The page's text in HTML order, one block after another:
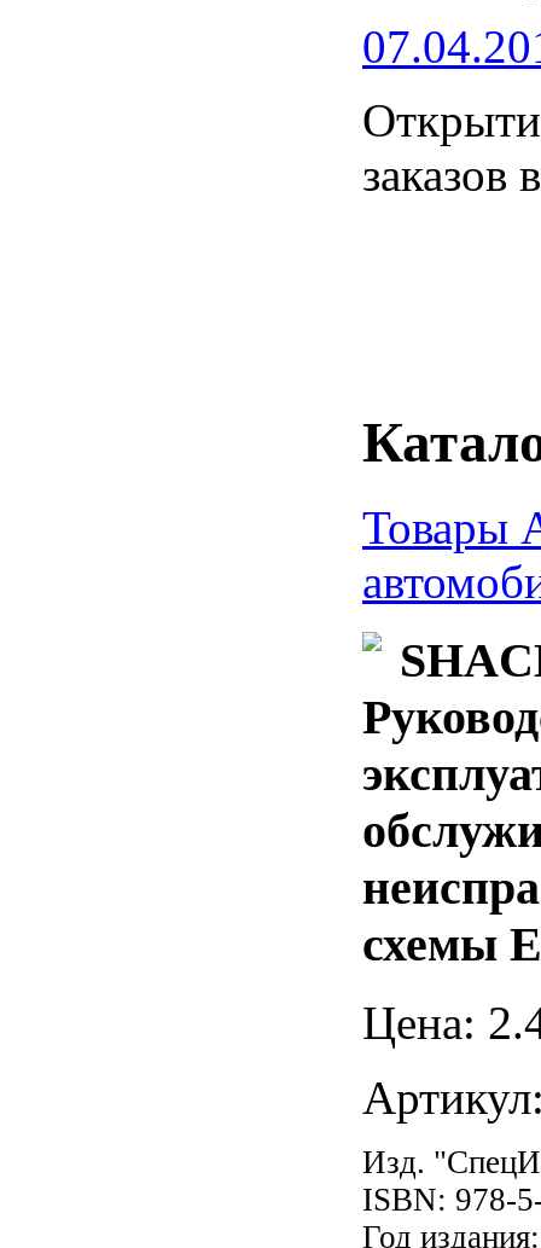
заказов
Товары
схемы
Цена: 2
Изд.
ISBN: 978-
Год